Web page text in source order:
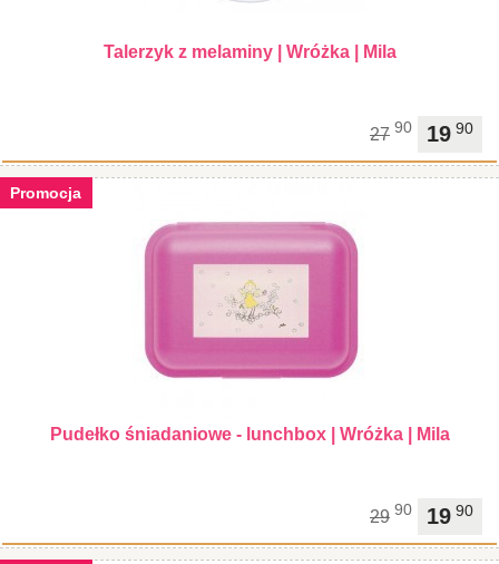
Talerzyk z melaminy | Wróżka | Mila
19 90
27 90
Promocja
Pudełko śniadaniowe - lunchbox | Wróżka | Mila
19 90
29 90